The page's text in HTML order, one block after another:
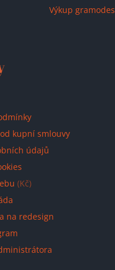
Výkup
kupní smlouvy
údajů
(Kč)
na redesign